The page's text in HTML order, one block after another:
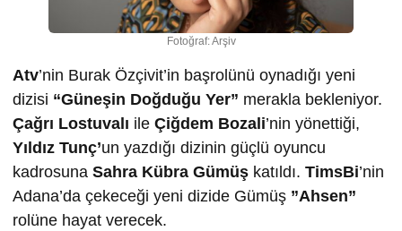
Fotoğraf: Arşiv
Atv’nin Burak Özçivit’in başrolünü oynadığı yeni
dizisi “Güneşin Doğduğu Yer” merakla bekleniyor.
Çağrı Lostuvalı ile Çiğdem Bozali’nin yönettiği,
Yıldız Tunç’un yazdığı dizinin güçlü oyuncu
kadrosuna Sahra Kübra Gümüş katıldı. TimsBi’nin
Adana’da çekeceği yeni dizide Gümüş ”Ahsen”
rolüne hayat verecek.